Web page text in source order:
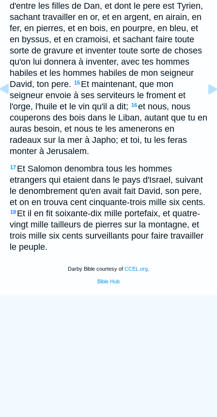
d'entre les filles de Dan, et dont le pere est Tyrien,
sachant travailler en or, et en argent, en airain, en
fer, en pierres, et en bois, en pourpre, en bleu, et
en byssus, et en cramoisi, et sachant faire toute
sorte de gravure et inventer toute sorte de choses
qu'on lui donnera à inventer, avec tes hommes
habiles et les hommes habiles de mon seigneur
David, ton pere. 15 Et maintenant, que mon
seigneur envoie à ses serviteurs le froment et
l'orge, l'huile et le vin qu'il a dit; 16et nous, nous
couperons des bois dans le Liban, autant que tu en
auras besoin, et nous te les amenerons en
radeaux sur la mer à Japho; et toi, tu les feras
monter à Jerusalem.
17 Et Salomon denombra tous les hommes
etrangers qui etaient dans le pays d'Israel, suivant
le denombrement qu'en avait fait David, son pere,
et on en trouva cent cinquante-trois mille six cents.
18 Et il en fit soixante-dix mille portefaix, et quatre-
vingt mille tailleurs de pierres sur la montagne, et
trois mille six cents surveillants pour faire travailler
le peuple.
Darby Bible courtesy of CCEL.org
Bible Hub